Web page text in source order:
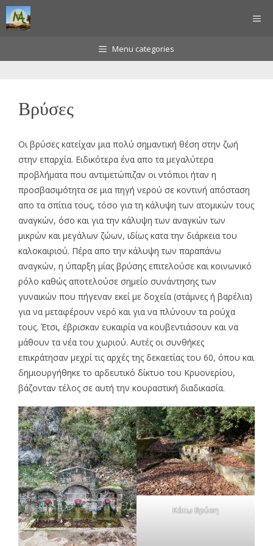
Μετάβαση
σε
Menu categories
Βρύσες
Οι βρύσες κατείχαν μια πολύ σημαντική θέση στην ζωή
στην επαρχία. Ειδικότερα ένα απο τα μεγαλύτερα
προβλήματα που αντιμετώπιζαν οι ντόπιοι ήταν η
προσβασιμότητα σε μια πηγή νερού σε κοντινή απόσταση
απο τα σπίτια τους, τόσο για τη κάλυψη των ατομικών τους
αναγκών, όσο και για την κάλυψη των αναγκών των
μικρών και μεγάλων ζώων, ιδίως κατα την διάρκεια του
καλοκαιριού. Πέρα απο την κάλυψη των παραπάνω
αναγκών, η ύπαρξη μίας βρύσης επιτελούσε και κοινωνικό
ρόλο καθώς αποτελούσε σημείο συνάντησης των
γυναικών που πήγεναν εκεί με δοχεία (στάμνες ή βαρέλια)
για να μεταφέρουν νερό και για να πλύνουν τα ρούχα
τους. Έτσι, έβρισκαν ευκαιρία να κουβεντιάσουν και να
μάθουν τα νέα του χωριού. Αυτές οι συνθήκες
επικράτησαν μεχρί τις αρχές της δεκαετίας του 60, όπου και
δημιουργήθηκε το αρδευτικό δίκτυο του Κρυονερίου,
βάζονταν τέλος σε αυτή την κουραστική διαδικασία.
Κάτω Βρύση